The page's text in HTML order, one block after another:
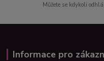
Můžete se kdykoli
Informace pro